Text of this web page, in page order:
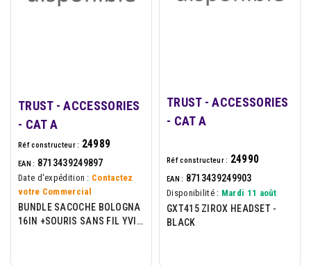
TRUST - ACCESSORIES
- CAT A
Réf constructeur : 24989
EAN : 8713439249897
Date d'expédition : Contactez
votre Commercial
BUNDLE SACOCHE BOLOGNA
16IN +SOURIS SANS FIL YVI+
TRUST - ACCESSORIES
- CAT A
Réf constructeur : 24990
EAN : 8713439249903
Disponibilité : Mardi 11 août
GXT415 ZIROX HEADSET -
BLACK